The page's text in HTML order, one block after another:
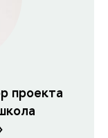
проекта